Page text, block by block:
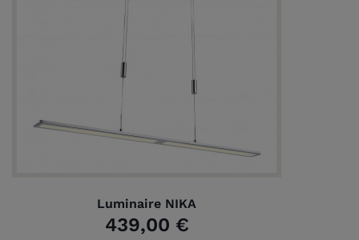
Luminaire NIKA
439,00 €